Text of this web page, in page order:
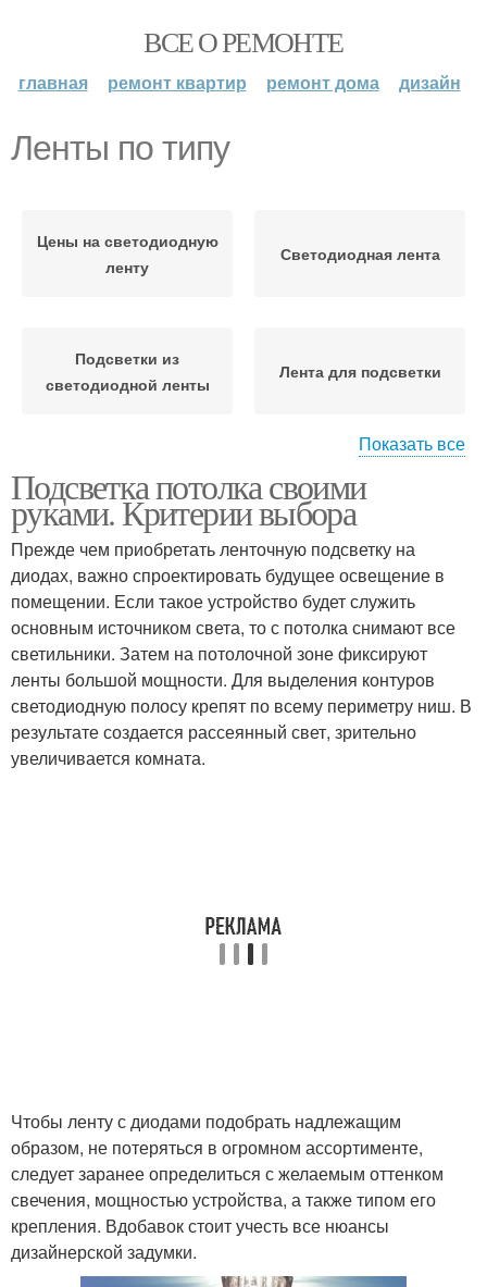
ВСЕ О РЕМОНТЕ
главная ремонт квартир ремонт дома дизайн
Ленты по типу
Цены на светодиодную
ленту
Светодиодная лента
Подсветки из
светодиодной ленты
Лента для подсветки
Лента на потолок Лента для потолка
Показать все
Подсветка потолка своими
руками. Критерии выбора
Прежде чем приобретать ленточную подсветку на
диодах, важно спроектировать будущее освещение в
помещении. Если такое устройство будет служить
основным источником света, то с потолка снимают все
светильники. Затем на потолочной зоне фиксируют
ленты большой мощности. Для выделения контуров
светодиодную полосу крепят по всему периметру ниш. В
результате создается рассеянный свет, зрительно
увеличивается комната.
Чтобы ленту с диодами подобрать надлежащим
образом, не потеряться в огромном ассортименте,
следует заранее определиться с желаемым оттенком
свечения, мощностью устройства, а также типом его
крепления. Вдобавок стоит учесть все нюансы
дизайнерской задумки.